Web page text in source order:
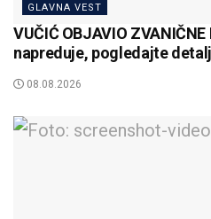
GLAVNA VEST
VUČIĆ OBJAVIO
napreduje, pogledajte
08.08.2026